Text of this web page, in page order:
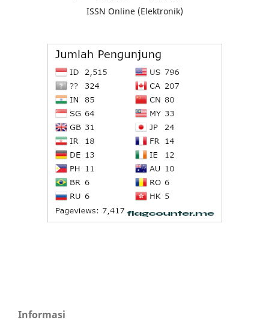
ISSN Online (Elektronik)
Informasi